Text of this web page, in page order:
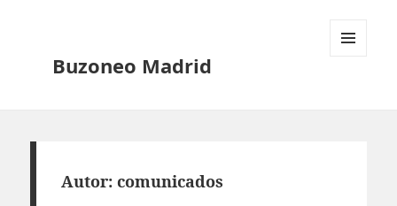
Buzoneo Madrid
Autor: comunicados